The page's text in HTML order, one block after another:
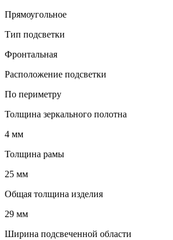
Прямоугольное
Тип подсветки
Фронтальная
Расположение подсветки
По периметру
Толщина зеркального полотна
4 мм
Толщина рамы
25 мм
Общая толщина изделия
29 мм
Ширина подсвеченной области